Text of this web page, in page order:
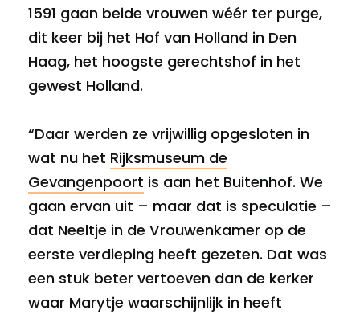
1591 gaan beide vrouwen wéér ter purge,
dit keer bij het Hof van Holland in Den
Haag, het hoogste gerechtshof in het
gewest Holland.
“Daar werden ze vrijwillig opgesloten in
wat nu het Rijksmuseum de
Gevangenpoort is aan het Buitenhof. We
gaan ervan uit – maar dat is speculatie –
dat Neeltje in de Vrouwenkamer op de
eerste verdieping heeft gezeten. Dat was
een stuk beter vertoeven dan de kerker
waar Marytje waarschijnlijk in heeft